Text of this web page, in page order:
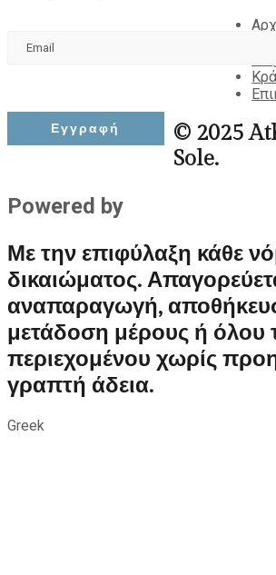
© 2025
Sole.
Powered by
Με την επιφύλαξη κάθε
δικαιώματος.
αναπαραγωγή,
μετάδοση μέρους ή όλου
περιεχομένου χωρίς
γραπτή άδεια.
Greek